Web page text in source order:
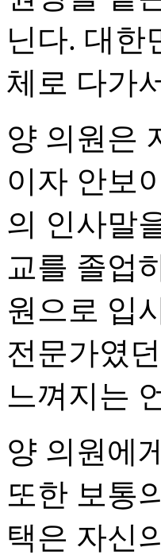
닌다. 대한
체로 다가
양 의원은
이자 안보
의 인사말
교를 졸업
원으로 입
전문가였
느껴지는
양 의원에
또한 보통
택은 자신